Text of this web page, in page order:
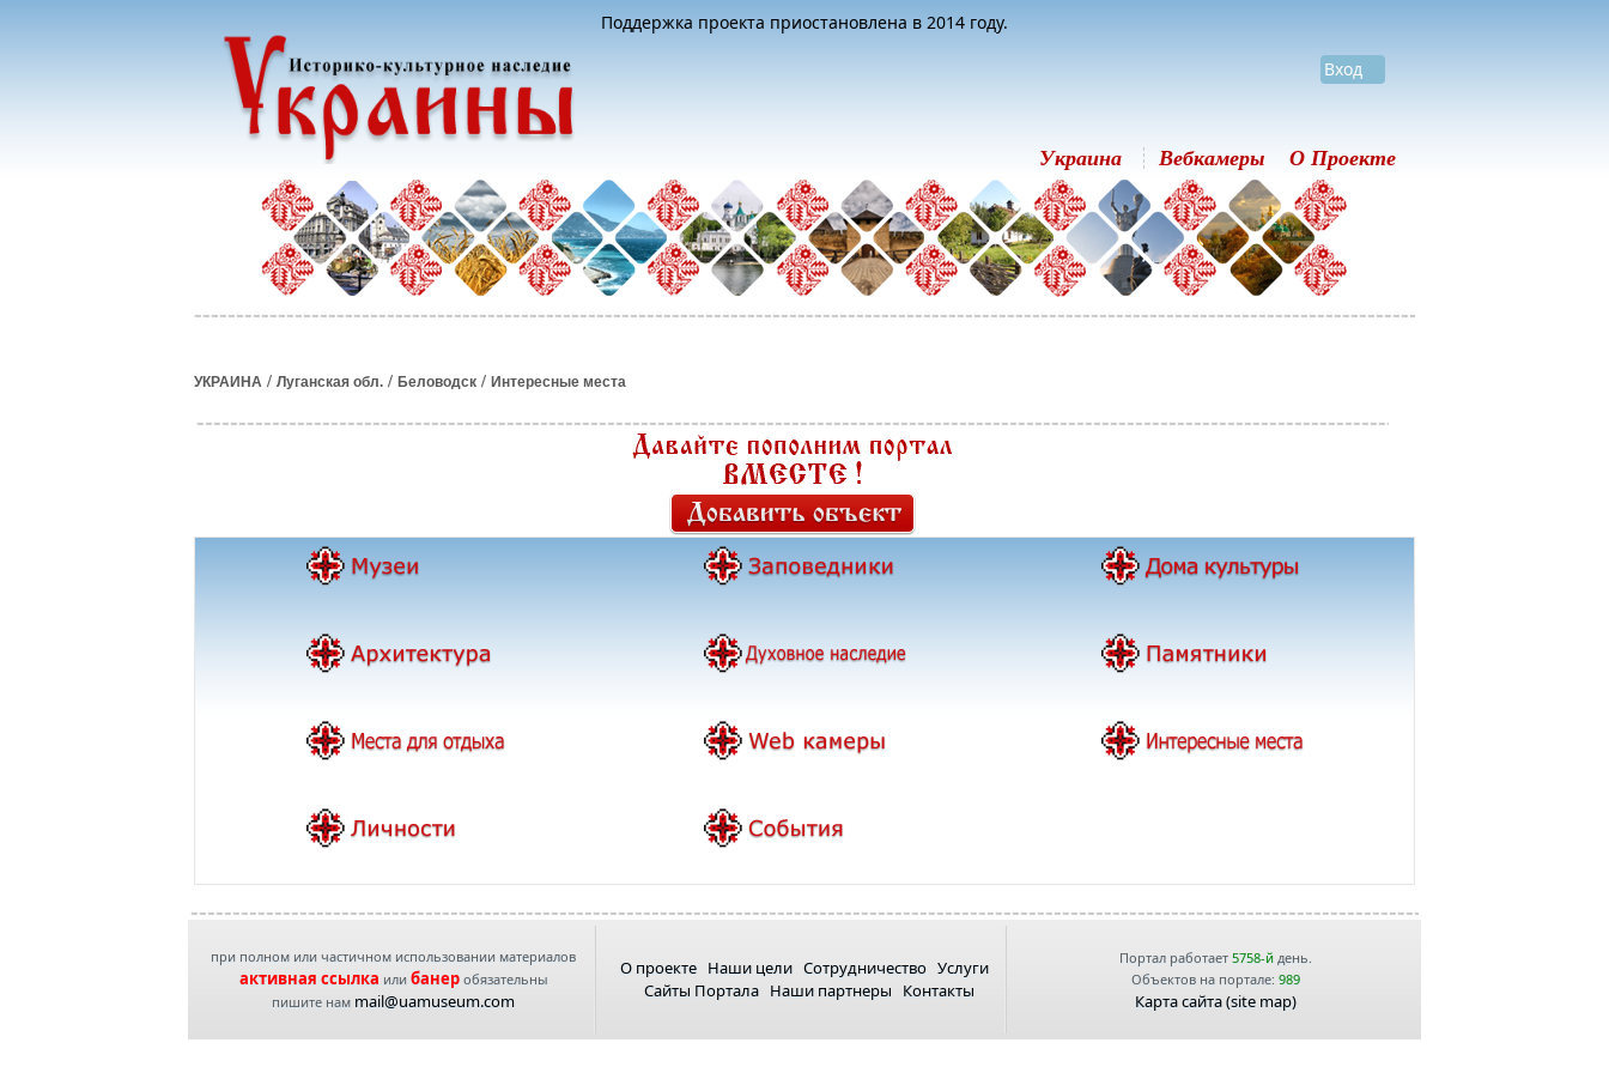
Поддержка проекта приостановлена в 2014 году.
Вход
Украина Вебкамеры О Проекте
УКРАИНА / Луганская обл. / Беловодск / Интересные места
при полном или частичном использовании материалов
активная ссылка или банеробязательны
пишите нам mail@uamuseum.com
О проекте Наши цели Сотрудничество Услуги
Сайты Портала Наши партнеры Контакты
Портал работает 5758-йдень.
Объектов на портале: 989
Карта сайта (site map)